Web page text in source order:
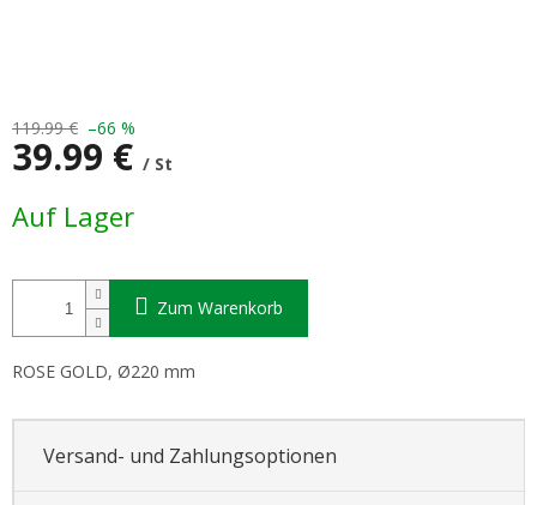
119.99 € –66 %
39.99 € / St
Auf Lager
Zum Warenkorb
ROSE GOLD, Ø220 mm
Versand- und Zahlungsoptionen